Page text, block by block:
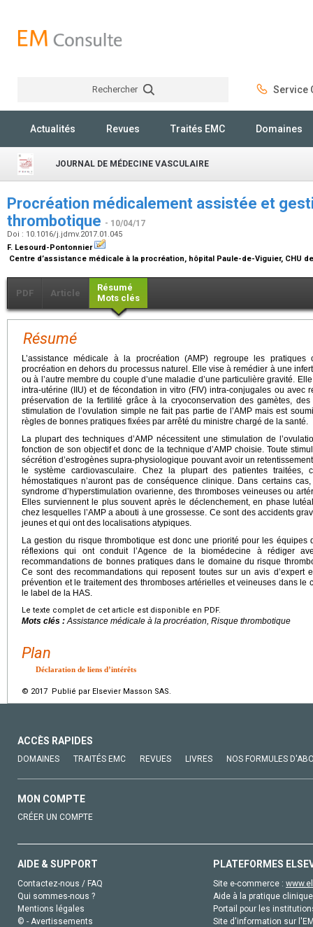
Rechercher Service
Actualités Revues Traités EMC Domaines
JOURNAL DE MÉDECINE VASCULAIRE
Procréation médicalement assistée et
thrombotique - 10/04/17
Doi : 10.1016/j.jdmv.2017.01.045
F. Lesourd-Pontonnier
Centre d’assistance médicale à la procréation, hôpital Paule-de-Viguier, CHU
PDF Article
Résumé
Mots clés
Résumé
L’assistance médicale à la procréation (AMP) regroupe les
procréation en dehors du processus naturel. Elle vise à remédier à une
ou à l’autre membre du couple d’une maladie d’une particulière gravité.
intra-utérine (IIU) et de fécondation in vitro (FIV) intra-conjugales ou avec
préservation de la fertilité grâce à la cryoconservation des gamètes,
stimulation de l’ovulation simple ne fait pas partie de l’AMP mais est
règles de bonnes pratiques fixées par arrêté du ministre chargé de la santé.
La plupart des techniques d’AMP nécessitent une stimulation de
fonction de son objectif et donc de la technique d’AMP choisie. Toute
sécrétion d’estrogènes supra-physiologique pouvant avoir un
le système cardiovasculaire. Chez la plupart des patientes traitées,
hémostatiques n’auront pas de conséquence clinique. Dans certains
syndrome d’hyperstimulation ovarienne, des thromboses veineuses ou
Elles surviennent le plus souvent après le déclenchement, en phase
chez lesquelles l’AMP a abouti à une grossesse. Ce sont des accidents
jeunes et qui ont des localisations atypiques.
La gestion du risque thrombotique est donc une priorité pour les équipes
réflexions qui ont conduit l’Agence de la biomédecine à rédiger
recommandations de bonnes pratiques dans le domaine du risque
Ce sont des recommandations qui reposent toutes sur un avis d’expert
prévention et le traitement des thromboses artérielles et veineuses dans le
le label de la HAS.
Le texte complet de cet article est disponible en PDF.
Mots clés : Assistance médicale à la procréation, Risque thrombotique
Plan
Déclaration de liens d’intérêts
© 2017 Publié par Elsevier Masson SAS.
ACCÈS RAPIDES
DOMAINES TRAITÉS EMC REVUES LIVRES NOS FORMULES
MON COMPTE
CRÉER UN COMPTE
AIDE & SUPPORT
Contactez-nous / FAQ
Qui sommes-nous ?
Mentions légales
© - Avertissements
PLATEFORMES
Site e-commerce :
Aide à la pratique
Portail pour les
Site d'information sur